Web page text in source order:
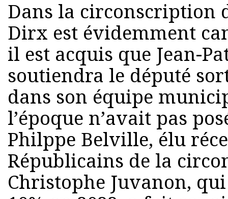
Dans la circonscription
Dirx est évidemment
il est acquis que Jean-
soutiendra le député
dans son équipe
l’époque n’avait pas
Philppe Belville, élu
Républicains de la
Christophe Juvanon,